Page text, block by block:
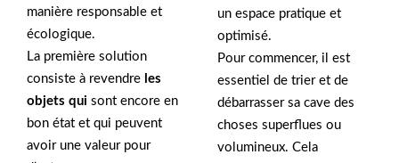
manière responsable et
écologique.
La première solution
consiste à revendre les
objets qui sont encore en
bon état et qui peuvent
avoir une valeur pour
un espace pratique et
optimisé.
Pour commencer, il est
essentiel de trier et de
débarrasser sa cave des
choses superflues ou
volumineux. Cela